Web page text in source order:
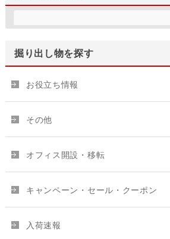
掘り出し物を探す
お役立ち情報
その他
オフィス開設・移転
キャンペーン・セール・クーポン
入荷速報